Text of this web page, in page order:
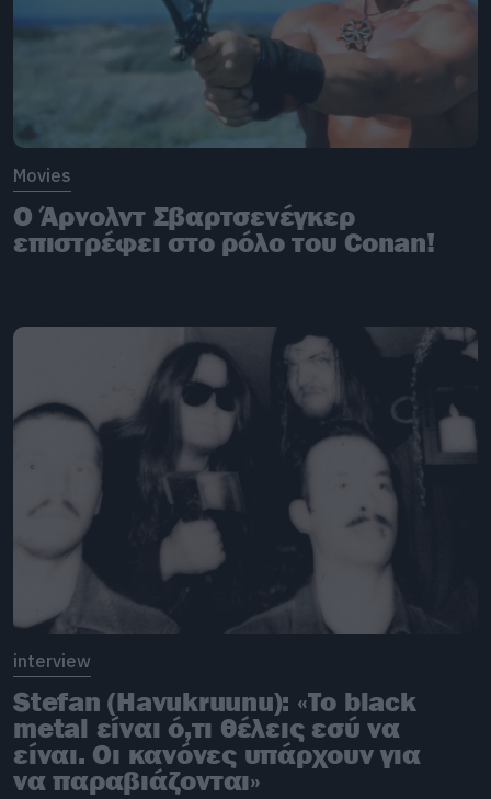
Movies
Ο Άρνολντ Σβαρτσενέγκερ
επιστρέφει στο ρόλο του Conan!
interview
Stefan (Havukruunu): «Το black
metal είναι ό,τι θέλεις εσύ να
είναι. Οι κανόνες υπάρχουν για
να παραβιάζονται»